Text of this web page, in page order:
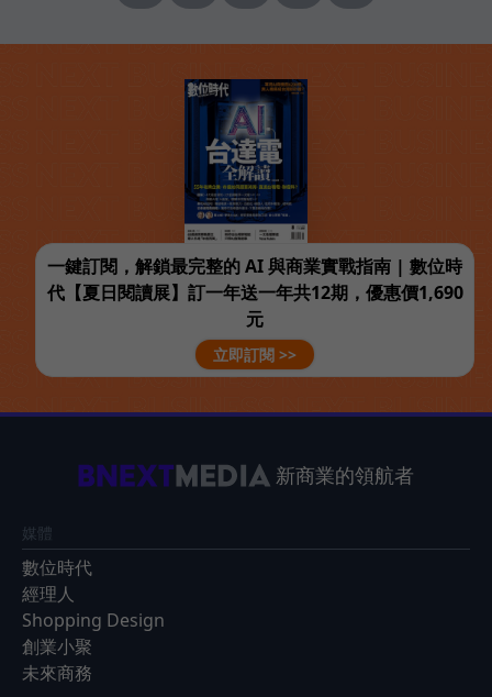
一鍵訂閱，解鎖最完整的 AI 與商業實戰指南 | 數位時
代【夏日閱讀展】訂一年送一年共12期，優惠價1,690
元
立即訂閱 >>
新商業的領航者
媒體
數位時代
經理人
Shopping Design
創業小聚
未來商務